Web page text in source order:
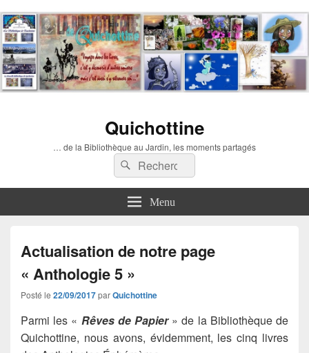
Quichottine
… de la Bibliothèque au Jardin, les moments partagés
Recherche :
Rechercher
Menu
Actualisation de notre page
« Anthologie 5 »
Posté le 22/09/2017parQuichottine
Parmi les « Rêves de Papier» de la Bibliothèque de
Quichottine, nous avons, évidemment, les cinq livres